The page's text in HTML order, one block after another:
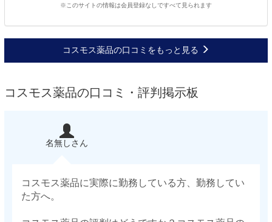
※このサイトの情報は会員登録なしですべて見られます
コスモス薬品の口コミをもっと見る
コスモス薬品の口コミ・評判掲示板
名無しさん
コスモス薬品に実際に勤務している方、勤務してい
た方へ。